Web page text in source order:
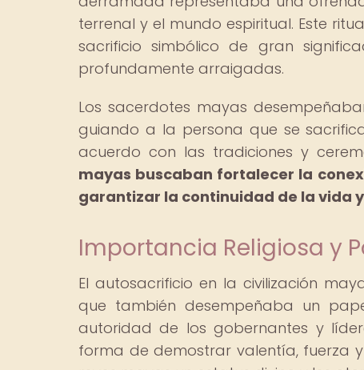
terrenal y el mundo espiritual. Este
sacrificio simbólico de gran
profundamente arraigadas.
Los sacerdotes mayas
guiando a la persona que se
acuerdo con las tradiciones y
mayas buscaban fortalecer la
garantizar la continuidad de la vida
Importancia Religiosa y
El autosacrificio en la civilización
que también desempeñaba un
autoridad de los gobernantes y
forma de demostrar valentía, fuerza